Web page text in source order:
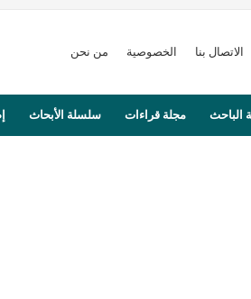
الاتصال بنا الخصوصية من نحن
الباحث مجلة قراءات سلسلة الأبحاث